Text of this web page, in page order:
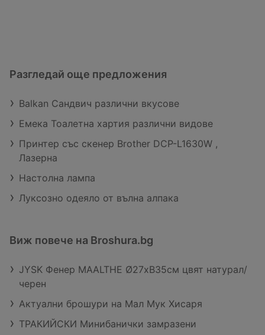
Разгледай още предложения
Balkan Сандвич различни вкусове
Емека Тоалетна хартия различни видове
Принтер със скенер Brother DCP-L1630W ,
Лазерна
Настолна лампа
Луксозно одеяло от вълна алпака
Виж повече на Broshura.bg
JYSK Фенер MAALTHE Ø27xВ35см цвят натурал/
черен
Актуални брошури на Мал Мук Хисаря
ТРАКИЙСКИ Минибанички замразени